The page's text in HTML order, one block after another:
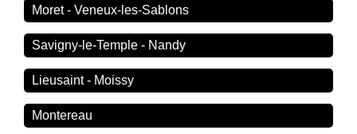
Moret - Veneux-les-Sablons
Savigny-le-Temple - Nandy
Lieusaint - Moissy
Montereau